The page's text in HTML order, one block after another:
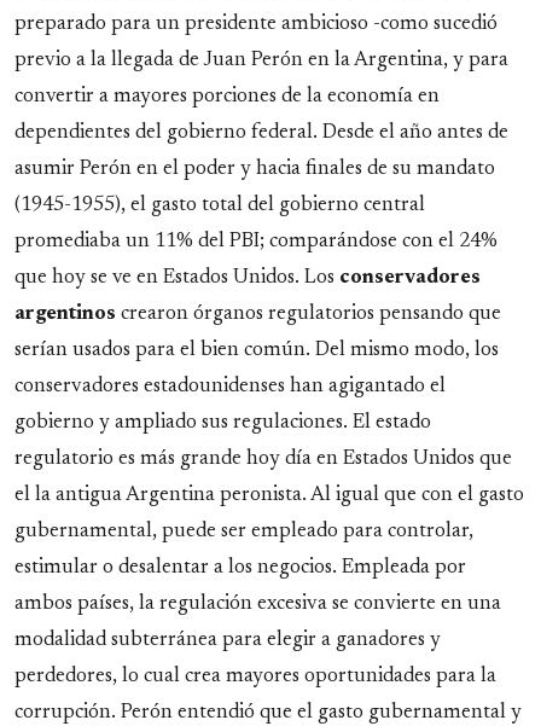
preparado para un presidente ambicioso -como sucedió
previo a la llegada de Juan Perón en la Argentina, y para
convertir a mayores porciones de la economía en
dependientes del gobierno federal. Desde el año antes de
asumir Perón en el poder y hacia finales de su mandato
(1945-1955), el gasto total del gobierno central
promediaba un 11% del PBI; comparándose con el 24%
que hoy se ve en Estados Unidos. Los conservadores
argentinos crearon órganos regulatorios pensando que
serían usados para el bien común. Del mismo modo, los
conservadores estadounidenses han agigantado el
gobierno y ampliado sus regulaciones. El estado
regulatorio es más grande hoy día en Estados Unidos que
el la antigua Argentina peronista. Al igual que con el gasto
gubernamental, puede ser empleado para controlar,
estimular o desalentar a los negocios. Empleada por
ambos países, la regulación excesiva se convierte en una
modalidad subterránea para elegir a ganadores y
perdedores, lo cual crea mayores oportunidades para la
corrupción. Perón entendió que el gasto gubernamental y